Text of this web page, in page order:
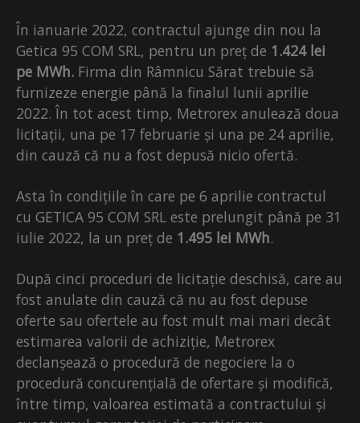
În ianuarie 2022, contractul ajunge din nou la
Getica 95 COM SRL, pentru un preț de 1.424 lei
pe MWh. Firma din Râmnicu Sărat trebuie să
furnizeze energie până la finalul lunii aprilie
2022. În tot acest timp, Metrorex anulează doua
licitații, una pe 17 februarie și una pe 24 aprilie,
din cauză că nu a fost depusă nicio ofertă.
Asta în condițiile în care pe 6 aprilie contractul
cu GETICA 95 COM SRL este prelungit până pe 31
iulie 2022, la un preț de 1.495 lei MWh.
După cinci proceduri de licitație deschisă, care au
fost anulate din cauză că nu au fost depuse
oferte sau ofertele au fost mult mai mari decât
estimarea valorii de achiziție, Metrorex
declanșează o procedură de negociere la o
procedură concurențială de ofertare și modifică,
între timp, valoarea estimată a contractului și